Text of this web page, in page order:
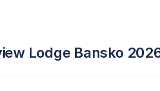
Lodge Bansko